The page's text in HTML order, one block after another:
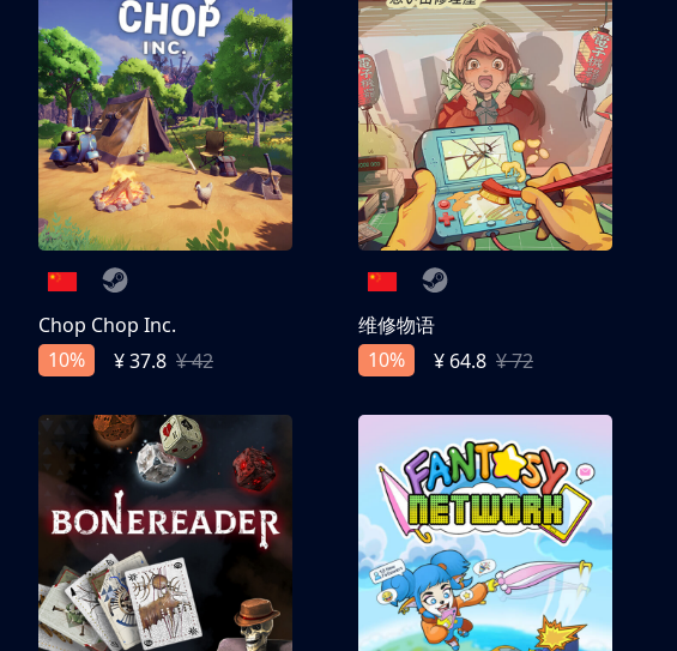
Chop Chop Inc.
10%
¥ 37.8 ¥ 42
维修物语
10%
¥ 64.8 ¥ 72